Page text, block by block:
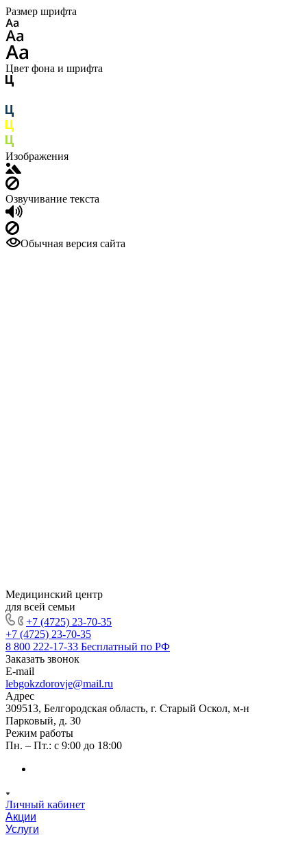
Размер шрифта
Цвет фона и шрифта
Изображения
Озвучивание текста
Обычная версия сайта
Медицинский центр
для всей семьи
+7 (4725) 23-70-35
+7 (4725) 23-70-35
8 800 222-17-33 Бесплатный по РФ
Заказать звонок
E-mail
lebgokzdorovje@mail.ru
Адрес
309513, Белгородская область, г. Старый Оскол, м-н
Парковый, д. 30
Режим работы
Пн. – Пт.: с 9:00 до 18:00
Личный кабинет
Акции
Услуги